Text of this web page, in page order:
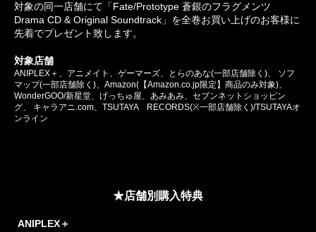
対象の同一店舗にて「Fate/Prototype 蒼銀のフラグメンツ
Drama CD & Original Soundtrack」を全巻お買い上げのお客様に
先着でプレゼント致します。
対象店舗
ANIPLEX＋、アニメイト、ゲーマーズ、とらのあな(一部店舗除く)、
ソフ
マップ(一部店舗除く)、Amazon(【Amazon.co.jp限定】商品のみ対象)、
WonderGOO/新星堂、げっちゅ屋、あみあみ、セブンネットショッピン
グ、
キャラアニ.com、TSUTAYA RECORDS(※一部店舗除く)/TSUTAYAオ
ンライン
★店舗別購入特典
ANIPLEX＋